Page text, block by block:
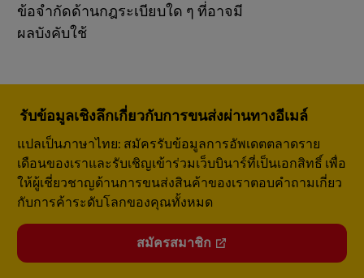
ข้อจํากัดด้านกฎระเบียบใด ๆ ที่อาจมี
ผลบังคับใช้
รับข้อมูลเชิงลึกเกี่ยวกับการขนส่งผ่านทางอีเมล์
แปลเป็นภาษาไทย: สมัครรับข้อมูลการอัพเดตตลาดราย
เดือนของเราและรับเชิญเข้าร่วมเว็บบินาร์ที่เป็นเอกสิทธิ์ เพื่อ
ให้ผู้เชี่ยวชาญด้านการขนส่งสินค้าของเราตอบคำถามเกี่ยว
กับการค้าระดับโลกของคุณทั้งหมด
สมัครสมาชิก